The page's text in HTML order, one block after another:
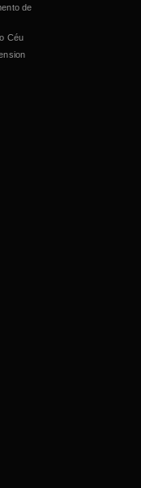
de
Céu